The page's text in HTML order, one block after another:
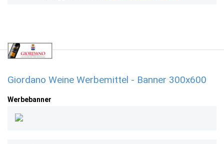
Giordano Weine Werbemittel - Banner 300x600
Werbebanner